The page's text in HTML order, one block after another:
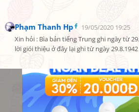
Phạm Thanh Hp
19/05/2020 19:25
Xin hỏi : Bìa bản tiếng Trung ghi ngày từ
lời giói thiệu ở đây lại ghi từ ngày 29.8.1942